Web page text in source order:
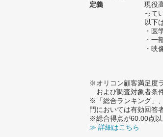
定義
現役
って
以下
・医
・一
・映
※オリコン顧客満足度
および調査対象者条
※「総合ランキング」
門においては有効回答
※総合得点が60.00点以
≫ 詳細はこちら